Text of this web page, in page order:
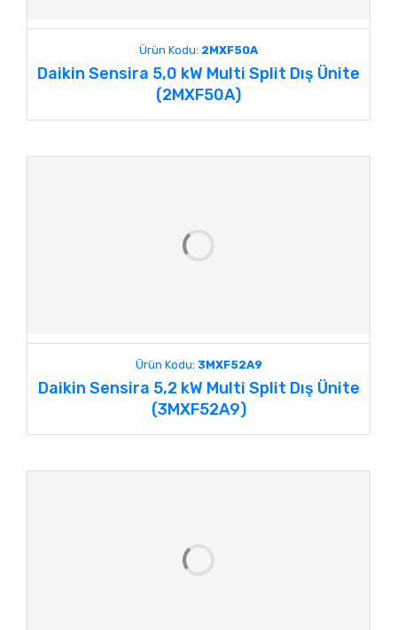
Ürün Kodu: 2MXF50A
Daikin Sensira 5,0 kW Multi Split Dış Ünite
(2MXF50A)
Ürün Kodu: 3MXF52A9
Daikin Sensira 5,2 kW Multi Split Dış Ünite
(3MXF52A9)